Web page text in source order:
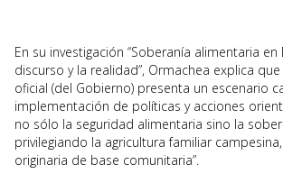
En su investigación “Soberanía alimentaria en
discurso y la realidad”, Ormachea explica
oficial (del Gobierno) presenta un escenario
implementación de políticas y acciones
no sólo la seguridad alimentaria sino la
privilegiando la agricultura familiar
originaria de base comunitaria”.